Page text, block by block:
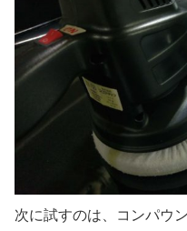
次に試すのは、コンパウ